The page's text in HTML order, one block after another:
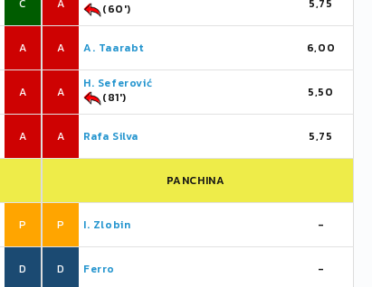
C
A
A
A
P
D
A
(60')
5,75
A A. Taarabt 6,00
A
H. Seferović
(81')
5,50
A Rafa Silva 5,75
PANCHINA
P I. Zlobin -
D Ferro -